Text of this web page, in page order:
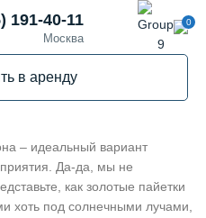
191-40-11
Москва
0
– идеальный вариант
Да-да, мы не
как золотые пайетки
хоть под солнечными лучами,